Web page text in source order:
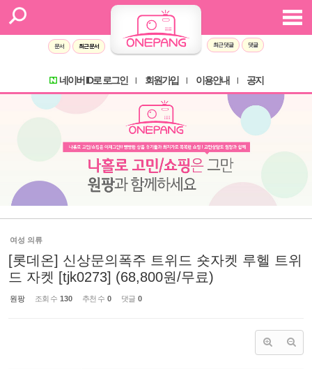
문서 최근 문서 최근 댓글 댓글
네이버 ID로 로그인 회원가입 이용안내 공지
여성 의류
[롯데온] 신상문의폭주 트위드 숏자켓 루헬 트위
드 자켓 [tjk0273] (68,800원/무료)
원팡 조회 수 130 추천 수 0 댓글 0